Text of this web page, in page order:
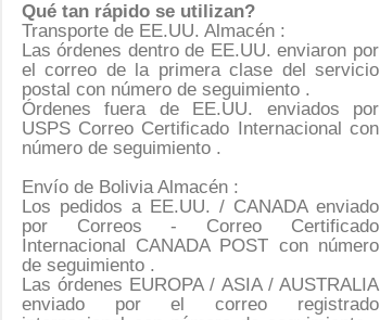
Qué tan rápido se utilizan?
Transporte de EE.UU. Almacén :
Las órdenes dentro de EE.UU. enviaron por
el correo de la primera clase del servicio
postal con número de seguimiento .
Órdenes fuera de EE.UU. enviados por
USPS Correo Certificado Internacional con
número de seguimiento .
Envío de Bolivia Almacén :
Los pedidos a EE.UU. / CANADA enviado
por Correos - Correo Certificado
Internacional CANADA POST con número
de seguimiento .
Las órdenes EUROPA / ASIA / AUSTRALIA
enviado por el correo registrado